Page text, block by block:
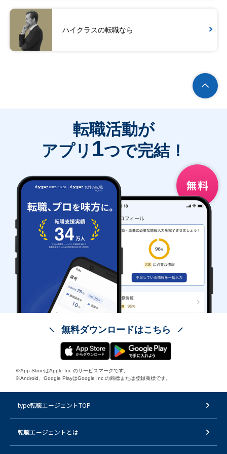
ハイクラスの転職なら
転職活動が
アプリ 1つで完結！
無料ダウンロードはこちら
※App StoreはApple Inc.のサービスマークです。
※Android、Google PlayはGoogle Inc.の商標または登録商標です。
type転職エージェントTOP
転職エージェントとは